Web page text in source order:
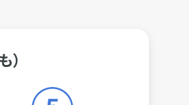
）